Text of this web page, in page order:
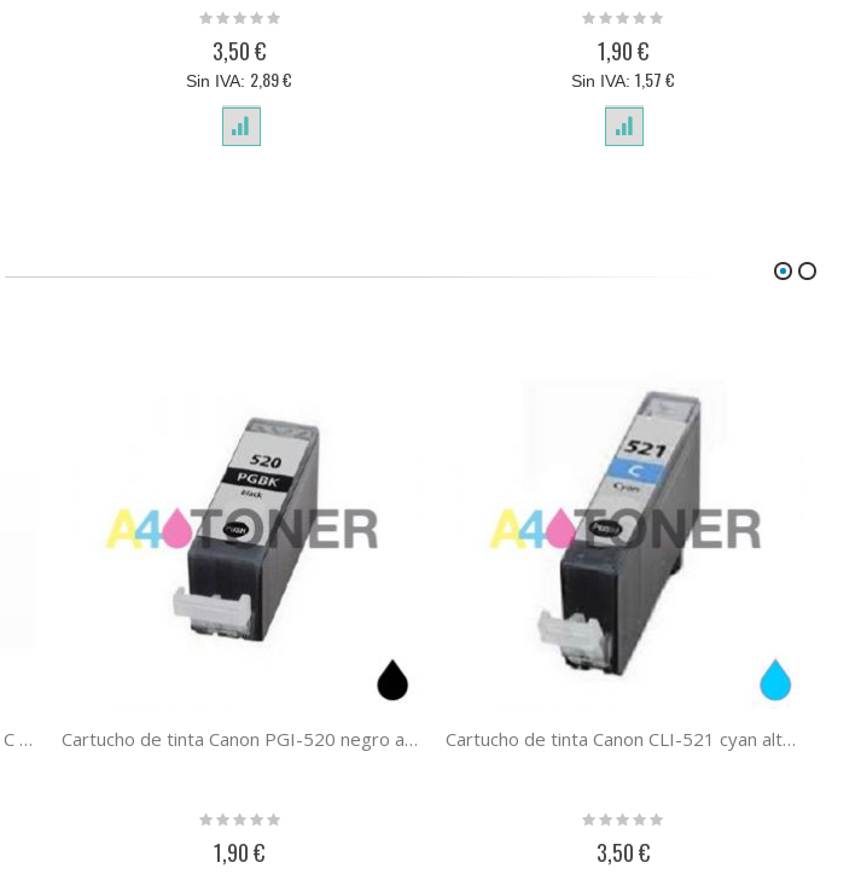
Rating:
3,50 €
2,89 €
Rating:
1,90 €
1,57 €
Canon 2934B001 TINTA CIAN CLI-521 C CANON Cartucho de tinta Canon PGI-520 negro alternativo, compatible al cartucho original Canon 2932B001
Rating:
1,90 €
Cartucho de tinta Canon CLI-521 cyan alternativo, compatible al cartucho original Canon 2934B001
Rating:
3,50 €